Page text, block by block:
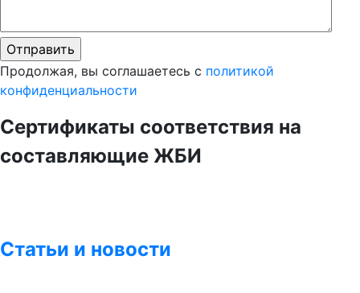
Продолжая, вы соглашаетесь с политикой
конфиденциальности
Сертификаты соответствия на
составляющие ЖБИ
Статьи и новости